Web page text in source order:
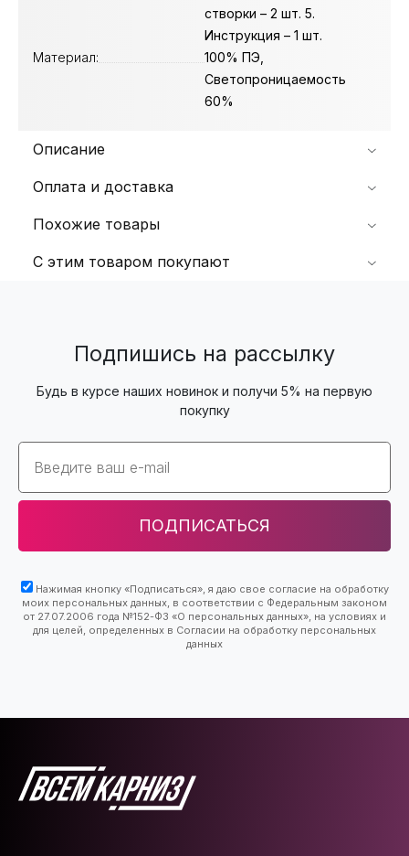
С этим товаром покупают
створки – 2 шт. 5.
Инструкция – 1 шт.
Материал:
100% ПЭ,
Светопроницаемость
60%
Описание
Оплата и доставка
Похожие товары
Подпишись на рассылку
Будь в курсе наших новинок и получи 5% на первую
покупку
Email
ПОДПИСАТЬСЯ
Нажимая кнопку «Подписаться», я даю свое согласие на обработку
моих персональных данных, в соответствии с Федеральным законом
от 27.07.2006 года №152-ФЗ «О персональных данных», на условиях и
для целей, определенных в Согласии на обработку персональных
данных